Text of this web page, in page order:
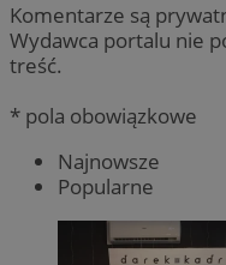
Komentarze są
Wydawca portalu nie
treść.
* pola obowiązkowe
Najnowsze
Popularne